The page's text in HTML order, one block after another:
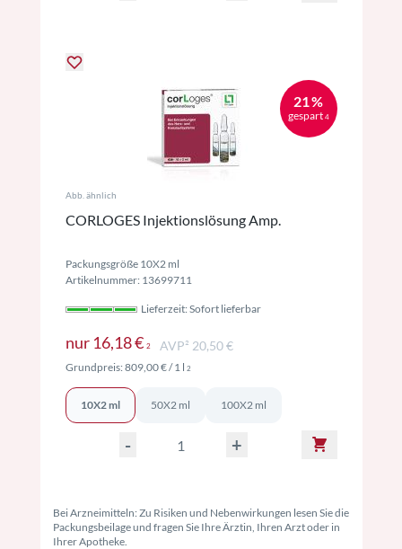
21 %
gespart 4
Abb. ähnlich
CORLOGES Injektionslösung Amp.
Packungsgröße 10X2 ml
Artikelnummer: 13699711
Lieferzeit: Sofort lieferbar
nur 16,18 € 2Preise inkl. MwSt. ggf. zzgl. Versand
AVP² 20,50 €
Grundpreis:809,00 €/ 1 l 2Preise inkl. MwSt. ggf. zzgl. Versand
10X2 ml 50X2 ml 100X2 ml
- +
Bei Arzneimitteln: Zu Risiken und Nebenwirkungen lesen Sie die
Packungsbeilage und fragen Sie Ihre Ärztin, Ihren Arzt oder in
Ihrer Apotheke.